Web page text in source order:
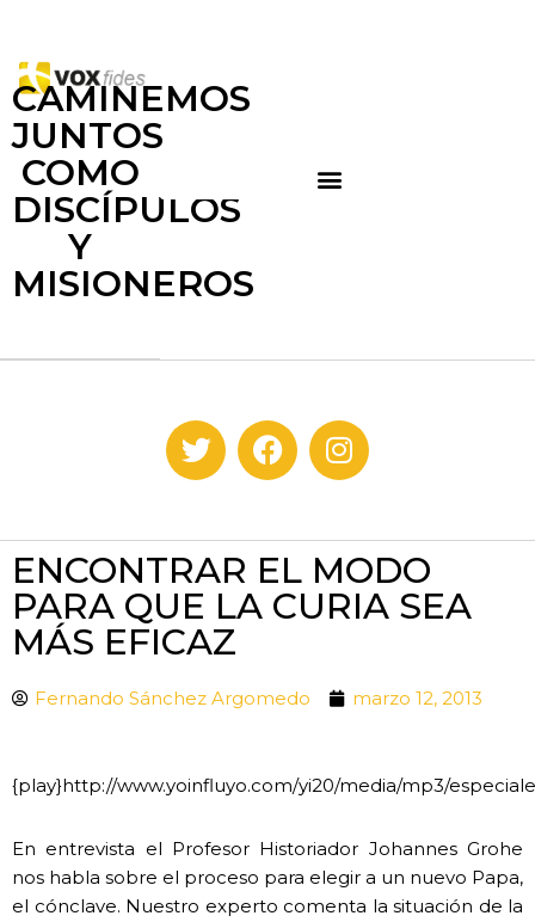
CAMINEMOS
JUNTOS
COMO
DISCÍPULOS
Y
MISIONEROS
ENCONTRAR EL MODO
PARA QUE LA CURIA SEA
MÁS EFICAZ
Fernando Sánchez Argomedo marzo 12, 2013
{play}http://www.yoinfluyo.com/yi20/media/mp3/
En entrevista el Profesor Historiador Johannes Grohe
nos habla sobre el proceso para elegir a un nuevo Papa,
el cónclave. Nuestro experto comenta la situación de la